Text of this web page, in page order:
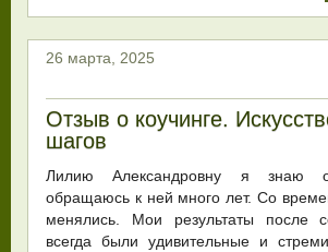
26 марта, 2025
Отзыв о коучинге.
шагов
Лилию Александровну я знаю
обращаюсь к ней много лет. Со
менялись. Мои результаты после
всегда были удивительные и